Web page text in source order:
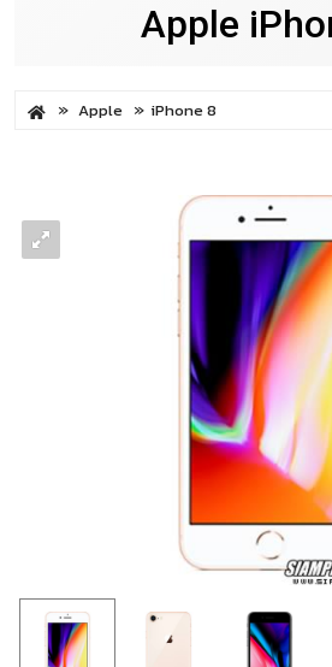
Apple
Apple iPhone 8